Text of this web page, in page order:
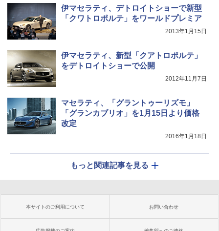
伊マセラティ、デトロイトショーで新型
「クワトロポルテ」をワールドプレミア
2013年1月15日
伊マセラティ、新型「クアトロポルテ」
をデトロイトショーで公開
2012年11月7日
マセラティ、「グラントゥーリズモ」
「グランカブリオ」を1月15日より価格
改定
2016年1月18日
もっと関連記事を見る
本サイトのご利用について お問い合わせ